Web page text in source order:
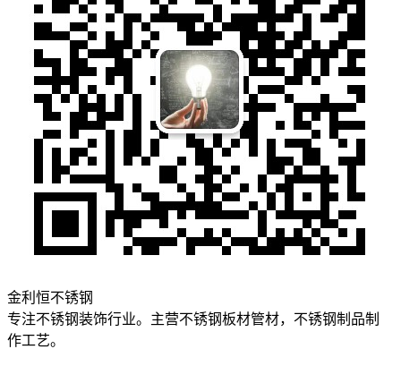
金利恒不锈钢
专注不锈钢装饰行业。主营不锈钢板材管材，不锈钢制品制
作工艺。